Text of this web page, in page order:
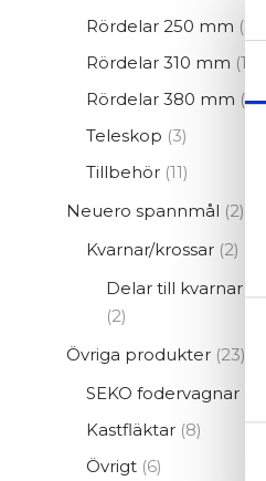
Rördelar 250 mm 3
Rördelar 310 mm 17
Rördelar 380 mm 66
Teleskop 33
produkter
Tillbehör 1111
produkter
Neuero spannmål 22
Kvarnar/krossar 22
Delar till kvarnar /
22
Övriga produkter 2323
SEKO fodervagnar
Kastfläktar 88
Övrigt 66